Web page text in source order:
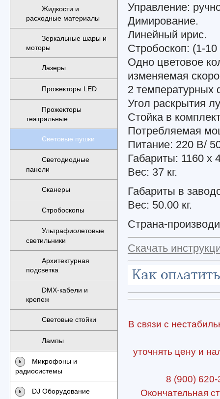
Жидкости и
расходные материалы
Зеркальные шары и
моторы
Лазеры
Прожекторы LED
Прожекторы
театральные
Световые пушки
Светодиодные
панели
Сканеры
Стробоскопы
Ультрафиолетовые
светильники
Архитектурная
подсветка
DMX-кабели и
крепеж
Световые стойки
Лампы
Микрофоны и
радиосистемы
DJ Оборудование
Управление:
Димирование.
Линейный ирис.
Стробоскоп: (1-
Одно цветовое
изменяемая
2 температурных
Угол раскрытия
Стойка в
Потребляемая
Питание: 220 В/
Габариты: 1160 х
Вес: 37 кг.
Габариты в
Вес: 50.00 кг.
Страна-
Скачать
В связи с
уточнять цену и
8 (900)
Окончательная